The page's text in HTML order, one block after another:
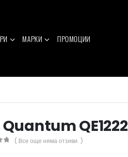
МАРКИ ПРОМОЦИИ
Quantum QE1222
( Все още няма отзиви. )